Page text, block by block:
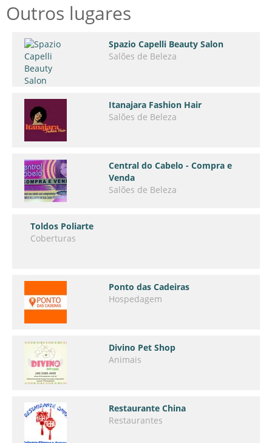
Outros lugares
Spazio Capelli Beauty Salon
Salões de Beleza
Itanajara Fashion Hair
Salões de Beleza
Central do Cabelo - Compra e
Venda
Salões de Beleza
Toldos Poliarte
Coberturas
Ponto das Cadeiras
Hospedagem
Divino Pet Shop
Animais
Restaurante China
Restaurantes